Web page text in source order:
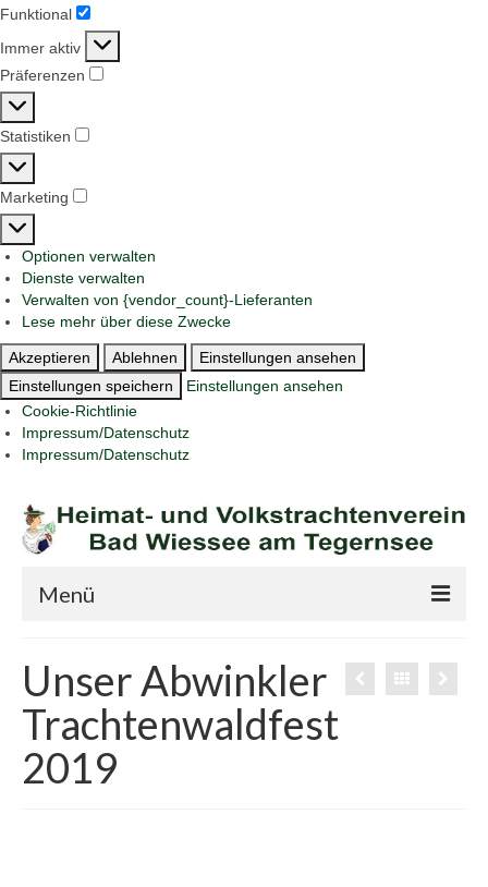
Funktional
Funktional
Immer aktiv
Präferenzen
Präferenzen
Statistiken
Statistiken
Marketing
Marketing
Optionen verwalten
Dienste verwalten
Verwalten von {vendor_count}-Lieferanten
Lese mehr über diese Zwecke
Akzeptieren Ablehnen
Einstellungen ansehen
Einstellungen speichern
Einstellungen ansehen
Cookie-Richtlinie
Impressum/Datenschutz
Impressum/Datenschutz
Menü
Vereinsleben
Vorstand
Termine
Unser Abwinkler
Trachtenwaldfest
2019